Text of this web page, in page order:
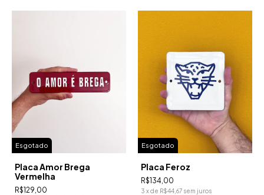
Esgotado
Placa Amor Brega
Vermelha
R$129,00
Esgotado
Placa Feroz
R$134,00
3 xde R$44,67 sem juros